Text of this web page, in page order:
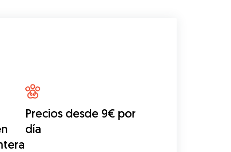
Precios desde 9€ por
día